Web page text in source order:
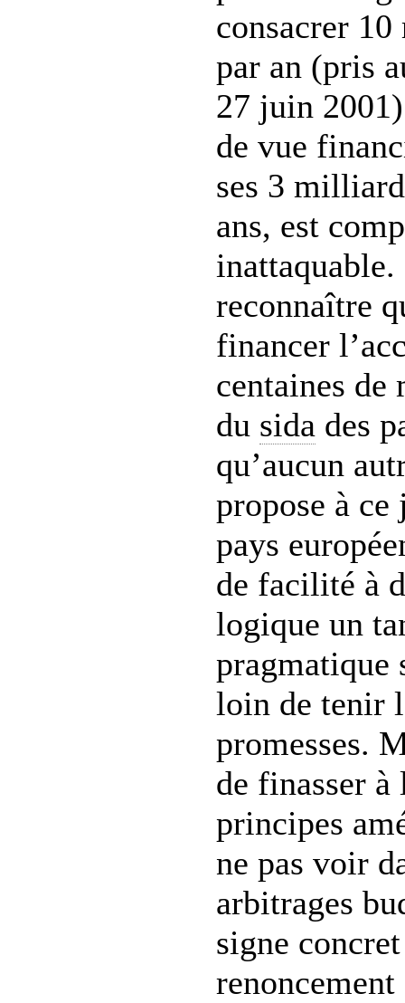
consacrer
par an (pris
27 juin
de vue
ses 3
ans, est
reconnaître
financer
centaines de
du sida des
qu’aucun
propose à ce
pays
de facilité à
logique un
pragmatique
loin de tenir
promesses.
de finasser à
principes
ne pas voir
arbitrages
signe
renoncement